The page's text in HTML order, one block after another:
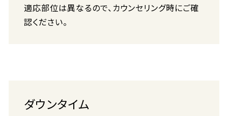
適応部位は異なるので、カウンセリング時にご確
認ください。
ダウンタイム